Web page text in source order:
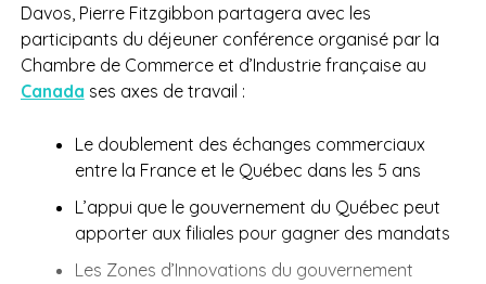
Davos, Pierre Fitzgibbon partagera avec les
participants du déjeuner conférence organisé par la
Chambre de Commerce et d’Industrie française au
Canada ses axes de travail :
Le doublement des échanges commerciaux
entre la France et le Québec dans les 5 ans
L’appui que le gouvernement du Québec peut
apporter aux filiales pour gagner des mandats
Les Zones d’Innovations du gouvernement